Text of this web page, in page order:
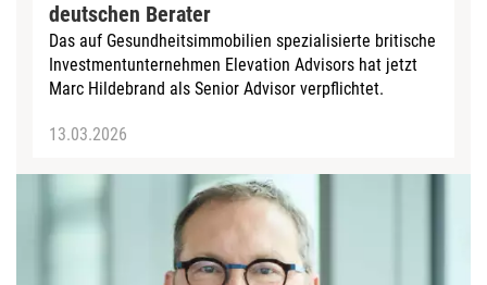
deutschen Berater
Das auf Gesundheitsimmobilien spezialisierte britische
Investmentunternehmen Elevation Advisors hat jetzt
Marc Hildebrand als Senior Advisor verpflichtet.
13.03.2026